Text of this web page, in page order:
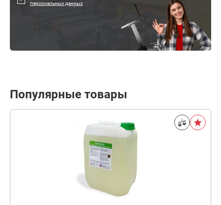
персональных данных
Популярные товары